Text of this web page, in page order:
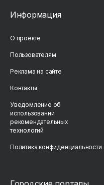
Информация
О проекте
Пользователям
Реклама на сайте
Контакты
Уведомление об
использовании
рекомендательных
технологий
Политика конфиденциальности